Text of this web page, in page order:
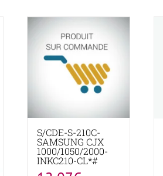
S/CDE-S-210C-
SAMSUNG CJX
1000/1050/2000-
INKC210-CL*#